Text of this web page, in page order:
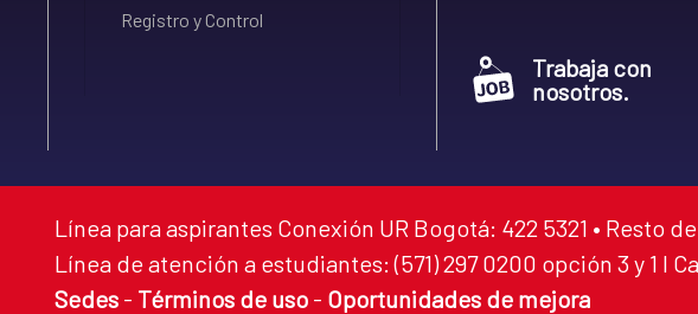
Registro y Control
Trabaja con
nosotros.
Línea para aspirantes Conexión UR Bogotá: 422 5321 • Resto
Línea de atención a estudiantes: (571) 297 0200 opción 3 y 1 I
Sedes - Términos de uso - Oportunidades de mejora